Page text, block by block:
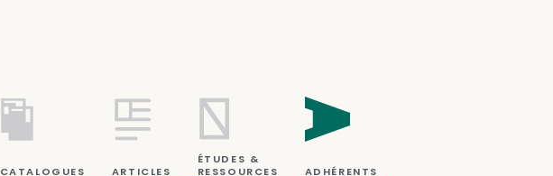
CATALOGUES ARTICLES
ÉTUDES &
RESSOURCES
ADHÉRENTS